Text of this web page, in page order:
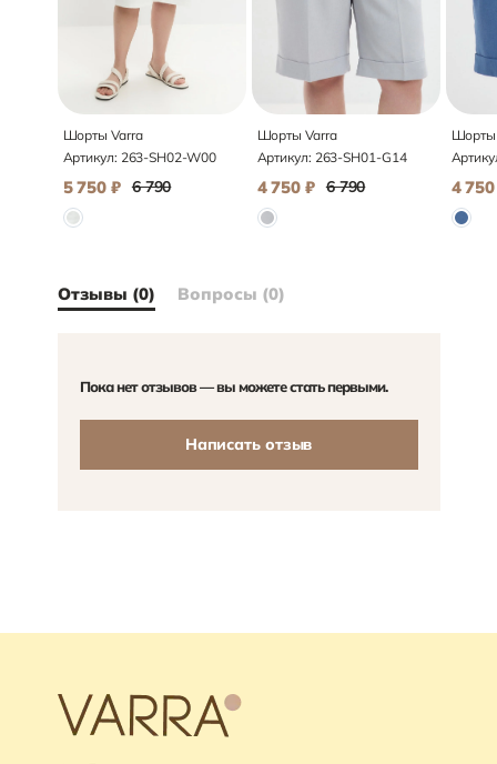
Шорты Varra
Артикул: 263-SH02-W00
5 750 ₽ 6 790
Шорты Varra
Артикул: 263-SH01-G14
4 750 ₽ 6 790
Шорты
4 750
Отзывы (0) Вопросы (0)
Пока нет отзывов — вы можете стать первыми.
Написать отзыв